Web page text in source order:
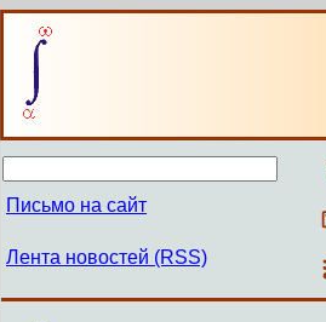
Письмо на сайт
Лента новостей (RSS)